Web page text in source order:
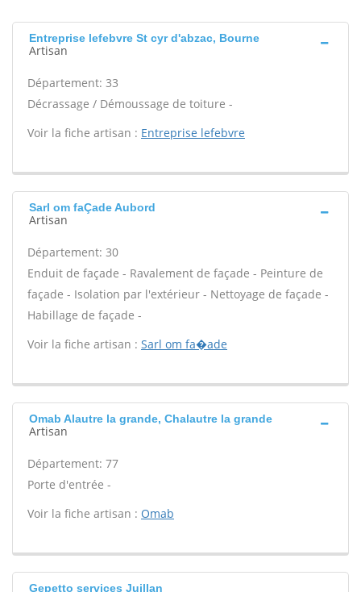
Entreprise lefebvre St cyr d'abzac, Bourne
Artisan
Département: 33
Décrassage / Démoussage de toiture -
Voir la fiche artisan : Entreprise lefebvre
Sarl om faÇade Aubord
Artisan
Département: 30
Enduit de façade - Ravalement de façade - Peinture de
façade - Isolation par l'extérieur - Nettoyage de façade -
Habillage de façade -
Voir la fiche artisan : Sarl om fa�ade
Omab Alautre la grande, Chalautre la grande
Artisan
Département: 77
Porte d'entrée -
Voir la fiche artisan : Omab
Gepetto services Juillan